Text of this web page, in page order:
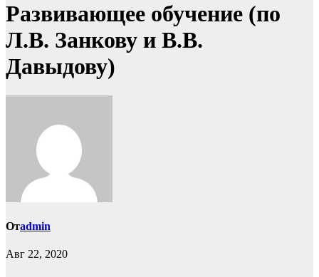
Развивающее обучение (по
Л.В. Занкову и В.В.
Давыдову)
Отadmin
Авг 22, 2020